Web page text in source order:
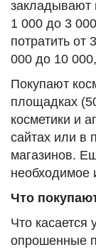
закладывают
1 000 до 3
потратить
000 до 10
Покупают
площадках
косметики и
сайтах или в
магазинов.
необходимое
Что
Что касается
опрошенные